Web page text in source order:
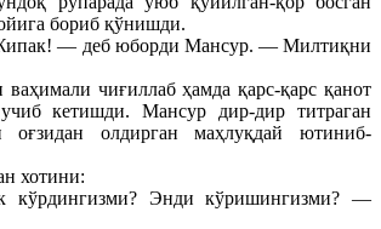
бориб қўнишди.
— деб юборди Мансур. — Милтиқни
чиғиллаб ҳамда қарс-қарс қанот
кетишди. Мансур дир-дир титраган
оғзидан олдирган маҳлуқдай ютиниб-
хотини:
Энди кўришингизми? —